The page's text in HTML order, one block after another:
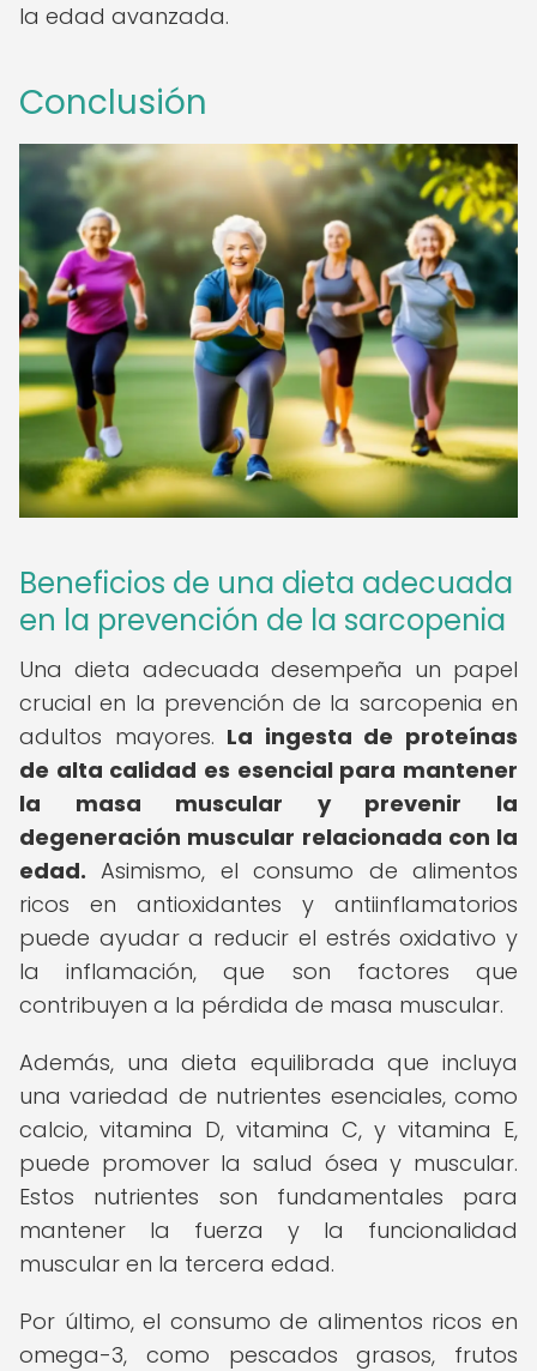
la edad avanzada.
Conclusión
Beneficios de una dieta adecuada
en la prevención de la sarcopenia
Una dieta adecuada desempeña un papel
crucial en la prevención de la sarcopenia en
adultos mayores. La ingesta de proteínas
de alta calidad es esencial para mantener
la masa muscular y prevenir la
degeneración muscular relacionada con la
edad. Asimismo, el consumo de alimentos
ricos en antioxidantes y antiinflamatorios
puede ayudar a reducir el estrés oxidativo y
la inflamación, que son factores que
contribuyen a la pérdida de masa muscular.
Además, una dieta equilibrada que incluya
una variedad de nutrientes esenciales, como
calcio, vitamina D, vitamina C, y vitamina E,
puede promover la salud ósea y muscular.
Estos nutrientes son fundamentales para
mantener la fuerza y la funcionalidad
muscular en la tercera edad.
Por último, el consumo de alimentos ricos en
omega-3, como pescados grasos, frutos